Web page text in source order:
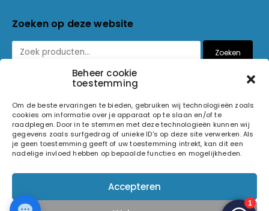
Beheer cookie
toestemming
Om de beste ervaringen te bieden, gebruiken wij technologieën zoals
cookies om informatie over je apparaat op te slaan en/of te
raadplegen. Door in te stemmen met deze technologieën kunnen wij
gegevens zoals surfgedrag of unieke ID's op deze site verwerken. Als
je geen toestemming geeft of uw toestemming intrekt, kan dit een
nadelige invloed hebben op bepaalde functies en mogelijkheden.
Accepteren
Zoeken op deze website
Zoeken
© 2026 Light and Sound Factory. Alle rechten voorbehouden.